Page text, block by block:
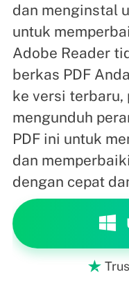
dan menginstal
untuk
Adobe Reader
berkas PDF
ke versi
mengunduh
PDF ini untuk
dan
dengan cepat
